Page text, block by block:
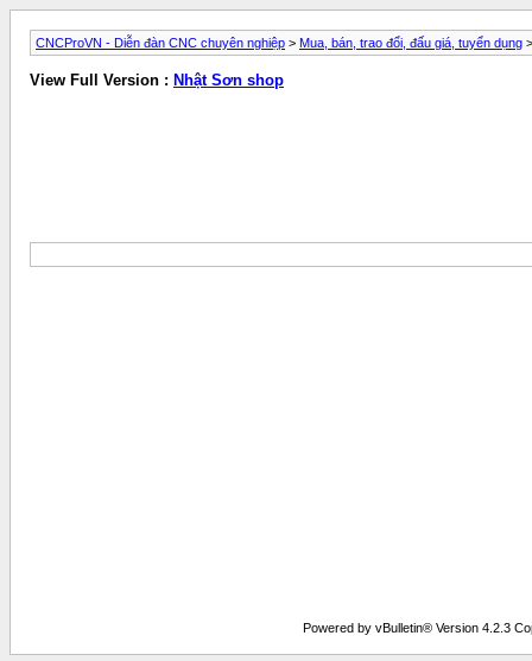
CNCProVN - Diễn đàn CNC chuyên nghiệp > Mua, bán, trao đổi, đấu giá, tuyển dụng
View Full Version : Nhật Sơn shop
Powered by vBulletin® Version 4.2.3